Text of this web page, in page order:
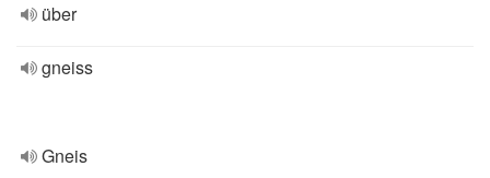
über
gneiss
Gneis